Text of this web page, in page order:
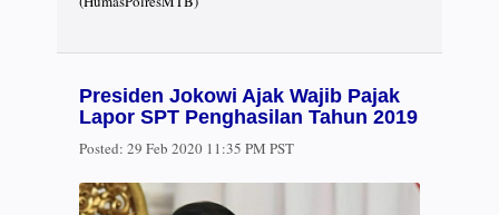
Presiden Jokowi Ajak Wajib Pajak
Lapor SPT Penghasilan Tahun 2019
Posted: 29 Feb 2020 11:35 PM PST